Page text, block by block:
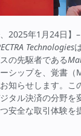
2025年1月24日】
Technologies
の先駆者である
シップを、覚書（
知らせします。こ
タル決済の分野を
安全な取引体験を